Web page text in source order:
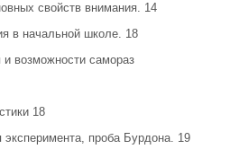
свойств внимания. 14
в начальной школе. 18
и возможности самораз
18
проба Бурдона. 19